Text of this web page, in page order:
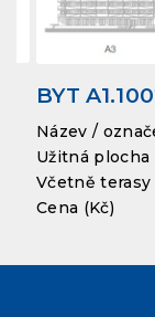
BYT
Název /
Užitná plocha
Včetně terasy
Cena (Kč)